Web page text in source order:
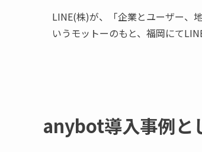
LINE(株)が、「企業とユーザー、
いうモットーのもと、福岡にて
anybot導入事例と